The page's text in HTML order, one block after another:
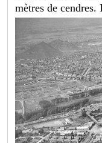
mètres de